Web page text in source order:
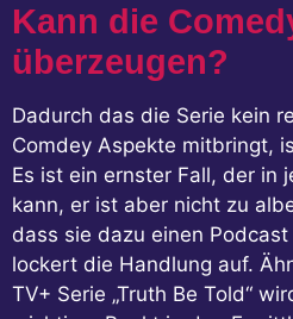
Kann die
überzeugen?
Dadurch das die Serie kein
Comdey Aspekte mitbringt,
Es ist ein ernster Fall, der in
kann, er ist aber nicht zu
dass sie dazu einen
lockert die Handlung auf.
TV+ Serie „Truth Be Told“